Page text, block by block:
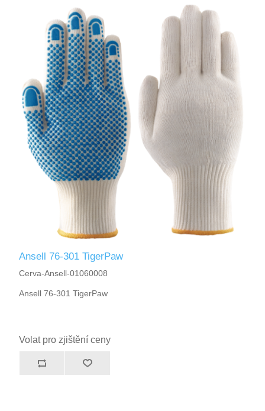
Ansell 76-301 TigerPaw
Cerva-Ansell-01060008
Ansell 76-301 TigerPaw
Volat pro zjištění ceny